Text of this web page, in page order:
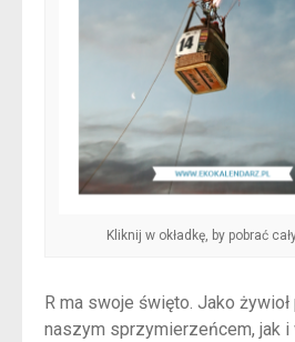
Kliknij w okładkę, by pobrać
R ma swoje święto. Jako
naszym sprzymierzeńcem, jak i